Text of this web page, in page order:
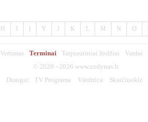
H Y J K L M N O
Vertimas Terminai Tarptautiniai žodžiai Vardai
© 2020 - 2026 www.zodynas.lt
Draugai:
TV Programa Vārdnīca Skaičiuoklė